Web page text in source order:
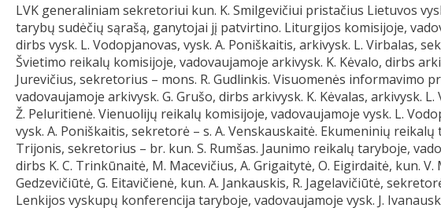
LVK generaliniam sekretoriui kun. K. Smilgevičiui pristačius Lietuvos
tarybų sudėčių sąrašą, ganytojai jį patvirtino. Liturgijos komisijoje,
dirbs vysk. L. Vodopjanovas, vysk. A. Poniškaitis, arkivysk. L. Virbalas,
Švietimo reikalų komisijoje, vadovaujamoje arkivysk. K. Kėvalo, dirbs
Jurevičius, sekretorius – mons. R. Gudlinkis. Visuomenės informavimo
vadovaujamoje arkivysk. G. Grušo, dirbs arkivysk. K. Kėvalas, arkivysk.
Ž. Peluritienė. Vienuolijų reikalų komisijoje, vadovaujamoje vysk. L.
vysk. A. Poniškaitis, sekretorė – s. A. Venskauskaitė. Ekumeninių reikalų
Trijonis, sekretorius – br. kun. S. Rumšas. Jaunimo reikalų taryboje,
dirbs K. C. Trinkūnaitė, M. Macevičius, A. Grigaitytė, O. Eigirdaitė, kun. V.
Gedzevičiūtė, G. Eitavičienė, kun. A. Jankauskis, R. Jagelavičiūtė,
Lenkijos vyskupų konferencija taryboje, vadovaujamoje vysk. J.